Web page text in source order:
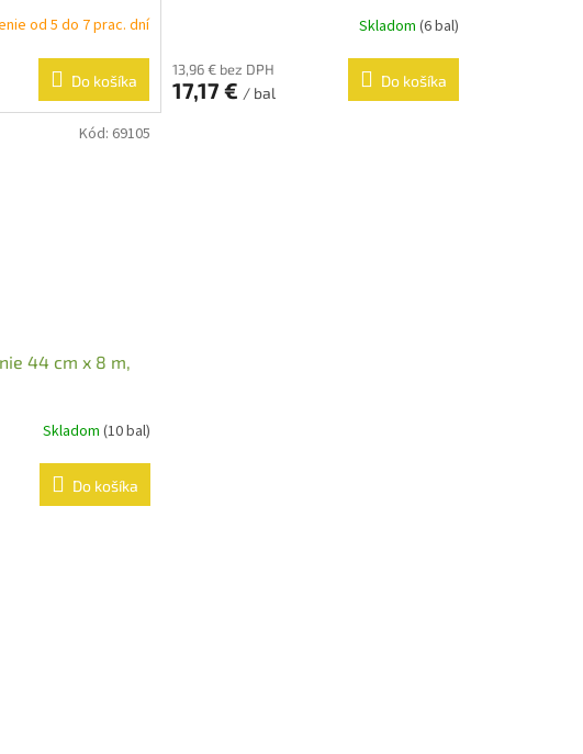
od 5 do 7 prac. dní
Do košíka
Skladom (6 bal)
13,96 € bez DPH
17,17 € / bal
Do košíka
44 cm x 8 m,
Skladom (10 bal)
Do košíka
Kód: 69105